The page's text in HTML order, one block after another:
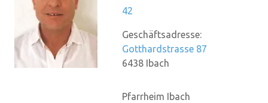
42
Geschäftsadresse:
Gotthardstrasse 87
6438 Ibach
Pfarrheim Ibach